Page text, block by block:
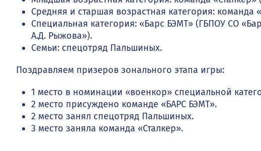
Средняя и старшая возрастная категория:
Специальная категория: «Барс БЭМТ» (ГБПОУ СО
А.Д. Рыжова»).
Семьи: спецотряд Пальшиных.
Поздравляем призеров зонального этапа игры:
1 место в номинации «военкор» специальной
2 место присуждено команде «БАРС БЭМТ».
2 место занял спецотряд Пальшиных.
3 место заняла команда «Сталкер».